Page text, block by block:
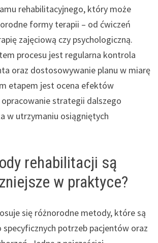
rehabilitacyjnego, który może
formy terapii – od ćwiczeń
zajęciową czy psychologiczną.
procesu jest regularna kontrola
oraz dostosowywanie planu w miarę
etapem jest ocena efektów
strategii dalszego
w utrzymaniu osiągniętych
rehabilitacji są
w praktyce?
się różnorodne metody, które są
potrzeb pacjentów oraz